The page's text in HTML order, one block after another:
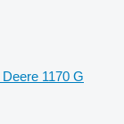
1170 G